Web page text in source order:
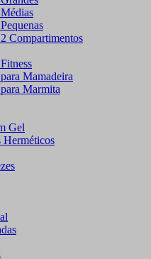
Compartimentos
Mamadeira
Marmita
Gel
Herméticos